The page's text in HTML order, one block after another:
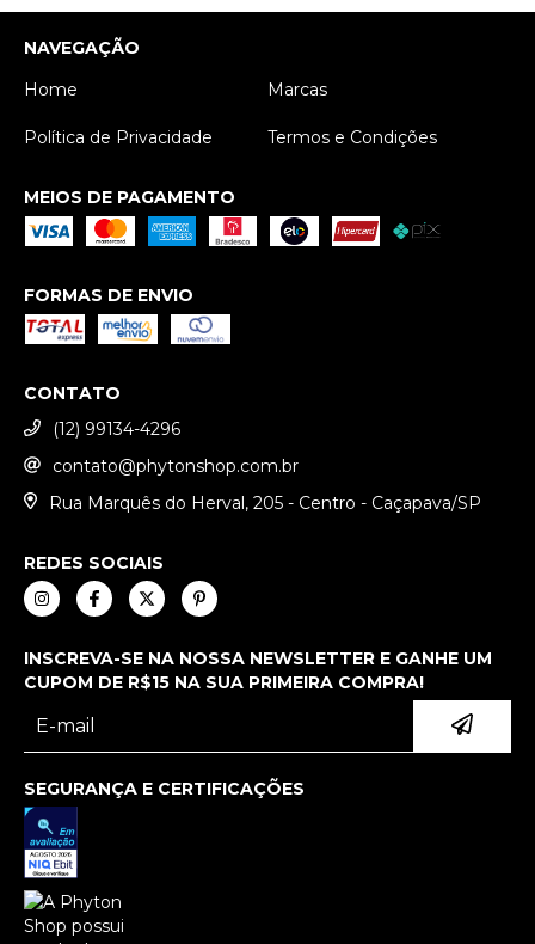
NAVEGAÇÃO
Home
Marcas
Política de Privacidade Termos e Condições
MEIOS DE PAGAMENTO
FORMAS DE ENVIO
CONTATO
(12) 99134-4296
contato@phytonshop.com.br
Rua Marquês do Herval, 205 - Centro - Caçapava/SP
REDES SOCIAIS
INSCREVA-SE NA NOSSA NEWSLETTER E GANHE UM
CUPOM DE R$15 NA SUA PRIMEIRA COMPRA!
SEGURANÇA E CERTIFICAÇÕES